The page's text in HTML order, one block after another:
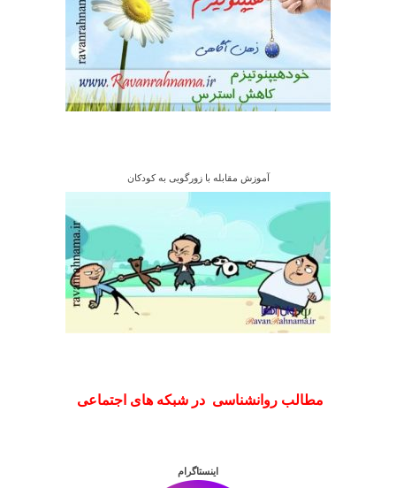
آموزش مقابله با زورگویی به کودکان
مطالب روانشناسی در شبکه های اجتماعی
اینستاگرام